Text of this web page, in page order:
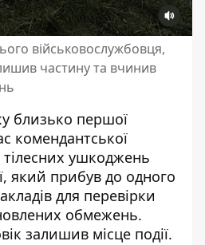
військовослужбовця,
частину та вчинив
близько першої
комендантської
тілесних ушкоджень
який прибув до одного
для перевірки
обмежень.
залишив місце події.